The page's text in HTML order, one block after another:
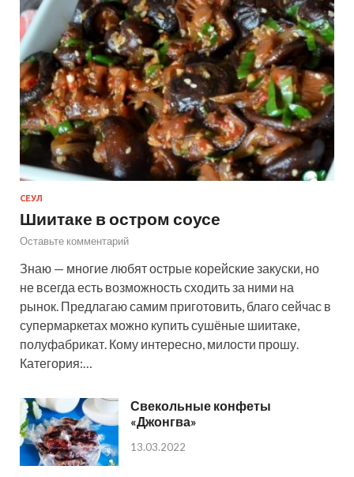
СЕУЛ
Шиитаке в остром соусе
Оставьте комментарий
Знаю — многие любят острые корейские закуски, но
не всегда есть возможность сходить за ними на
рынок. Предлагаю самим приготовить, благо сейчас в
супермаркетах можно купить сушёные шиитаке,
полуфабрикат. Кому интересно, милости прошу.
Категория:…
Свекольные конфеты
«Джонгва»
13.03.2022